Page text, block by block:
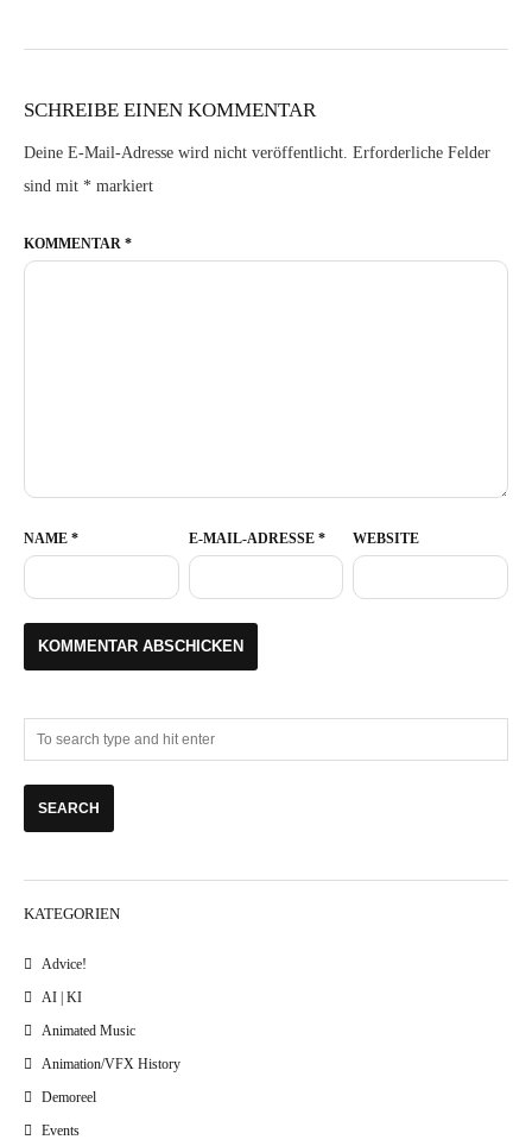
SCHREIBE EINEN KOMMENTAR
Deine E-Mail-Adresse wird nicht veröffentlicht. Erforderliche Felder
sind mit * markiert
KOMMENTAR *
NAME * E-MAIL-ADRESSE * WEBSITE
KATEGORIEN
Advice!
AI | KI
Animated Music
Animation/VFX History
Demoreel
Events